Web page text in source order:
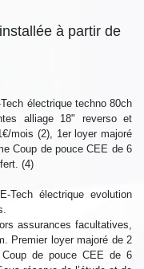
à partir de
électrique techno 80ch
alliage 18" reverso et
mois (2), 1er loyer majoré
Coup de pouce CEE de 6
(4)
Tech électrique evolution
assurances facultatives,
Premier loyer majoré de 2
de pouce CEE de 6